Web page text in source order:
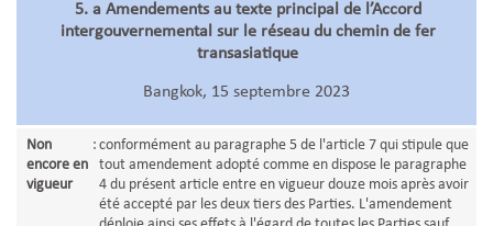
5. a Amendements au texte principal de l’Accord
intergouvernemental sur le réseau du chemin de fer
transasiatique
Bangkok, 15 septembre 2023
Non
encore en
vigueur
: conformément au paragraphe 5 de l'article 7 qui stipule que
tout amendement adopté comme en dispose le paragraphe
4 du présent article entre en vigueur douze mois après avoir
été accepté par les deux tiers des Parties. L'amendement